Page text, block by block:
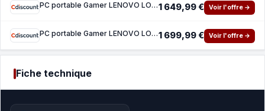
PC portable Gamer LENOVO LOQ 15IRX10 Sans Windows - 15 FHD 144hz - Core i7-13650HX - RTX 51 649,99 € Voir l'offre →
PC portable Gamer LENOVO LOQ 15IRX10 Sans Windows - 15 FHD 144hz - Core i7-13650HX - RTX 51 699,99 € Voir l'offre →
Fiche technique